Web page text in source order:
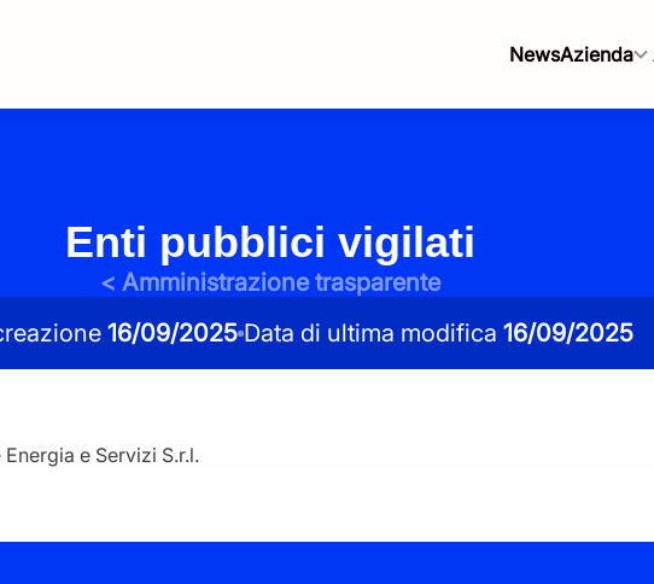
NewsAzienda
Enti pubblici vigilati
< Amministrazione trasparente
16/09/2025 Data di ultima modifica 16/09/2025
e Servizi S.r.l.